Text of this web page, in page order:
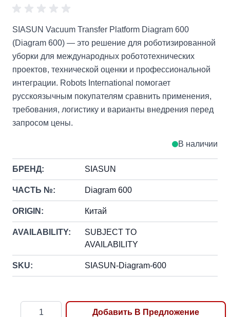
SIASUN Vacuum Transfer Platform Diagram 600
(Diagram 600) — это решение для роботизированной
уборки для международных робототехнических
проектов, технической оценки и профессиональной
интеграции. Robots International помогает
русскоязычным покупателям сравнить применения,
требования, логистику и варианты внедрения перед
запросом цены.
В наличии
БРЕНД: SIASUN
ЧАСТЬ №: Diagram 600
ORIGIN: Китай
AVAILABILITY:
SUBJECT TO
AVAILABILITY
SKU: SIASUN-Diagram-600
Добавить В Предложение